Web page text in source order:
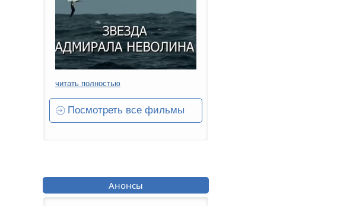
читать полностью
Посмотреть все фильмы
Анонсы